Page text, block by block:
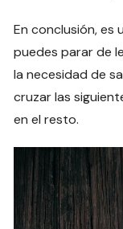
En conclusión, es
puedes parar de
la necesidad de
cruzar las
en el resto.